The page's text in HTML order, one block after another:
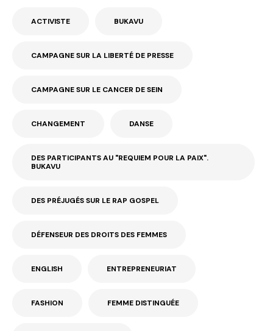
ACTIVISTE BUKAVU
CAMPAGNE SUR LA LIBERTÉ DE PRESSE
CAMPAGNE SUR LE CANCER DE SEIN
CHANGEMENT DANSE
DES PARTICIPANTS AU "REQUIEM POUR LA PAIX".
BUKAVU
DES PRÉJUGÉS SUR LE RAP GOSPEL
DÉFENSEUR DES DROITS DES FEMMES
ENGLISH ENTREPRENEURIAT
FASHION FEMME DISTINGUÉE